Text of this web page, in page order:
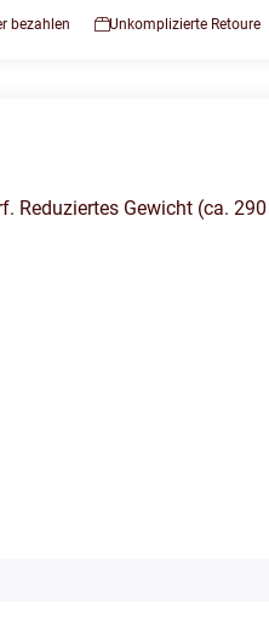
bezahlen Unkomplizierte Retoure
Reduziertes Gewicht (ca. 290